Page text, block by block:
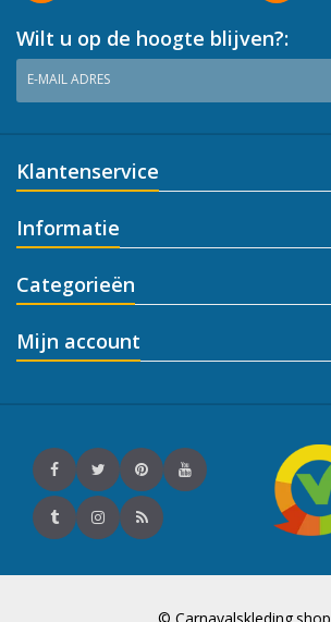
Wilt u op de hoogte blijven?:
E-MAIL ADRES
Klantenservice
Informatie
Categorieën
Mijn account